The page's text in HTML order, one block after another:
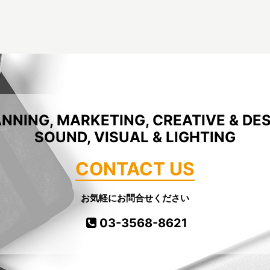
MARKETING, CREATIVE &
SOUND, VISUAL & LIGHTING
CONTACT US
お気軽にお問合せください
03-3568-8621